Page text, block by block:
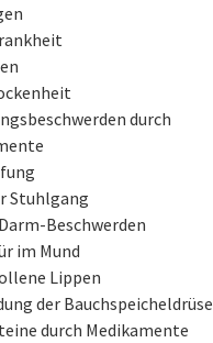
durch
Stuhlgang
Beschwerden
im Mund
Lippen
der Bauchspeicheldrüse
durch Medikamente